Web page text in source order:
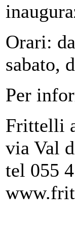
Orari:
sabato,
Per
Frittelli
via Val
tel 055